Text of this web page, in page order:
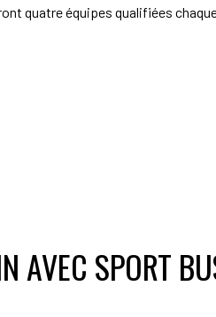
quatre équipes qualifiées
AVEC SPORT